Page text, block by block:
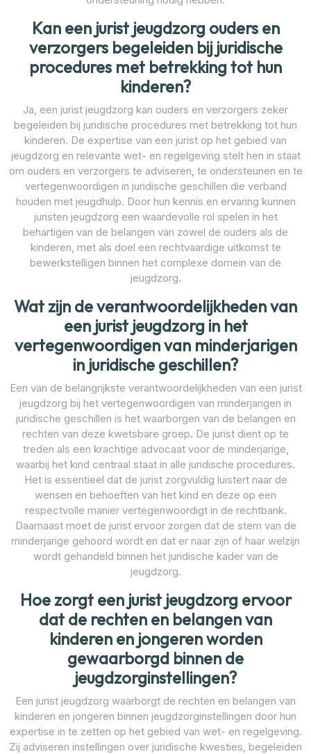
Kan een jurist jeugdzorg ouders en
verzorgers begeleiden bij juridische
procedures met betrekking tot hun
kinderen?
Ja, een jurist jeugdzorg kan ouders en verzorgers zeker
begeleiden bij juridische procedures met betrekking tot hun
kinderen. De expertise van een jurist op het gebied van
jeugdzorg en relevante wet- en regelgeving stelt hen in staat
om ouders en verzorgers te adviseren, te ondersteunen en te
vertegenwoordigen in juridische geschillen die verband
houden met jeugdhulp. Door hun kennis en ervaring kunnen
juristen jeugdzorg een waardevolle rol spelen in het
behartigen van de belangen van zowel de ouders als de
kinderen, met als doel een rechtvaardige uitkomst te
bewerkstelligen binnen het complexe domein van de
jeugdzorg.
Wat zijn de verantwoordelijkheden van
een jurist jeugdzorg in het
vertegenwoordigen van minderjarigen
in juridische geschillen?
Een van de belangrijkste verantwoordelijkheden van een jurist
jeugdzorg bij het vertegenwoordigen van minderjarigen in
juridische geschillen is het waarborgen van de belangen en
rechten van deze kwetsbare groep. De jurist dient op te
treden als een krachtige advocaat voor de minderjarige,
waarbij het kind centraal staat in alle juridische procedures.
Het is essentieel dat de jurist zorgvuldig luistert naar de
wensen en behoeften van het kind en deze op een
respectvolle manier vertegenwoordigt in de rechtbank.
Daarnaast moet de jurist ervoor zorgen dat de stem van de
minderjarige gehoord wordt en dat er naar zijn of haar welzijn
wordt gehandeld binnen het juridische kader van de
jeugdzorg.
Hoe zorgt een jurist jeugdzorg ervoor
dat de rechten en belangen van
kinderen en jongeren worden
gewaarborgd binnen de
jeugdzorginstellingen?
Een jurist jeugdzorg waarborgt de rechten en belangen van
kinderen en jongeren binnen jeugdzorginstellingen door hun
expertise in te zetten op het gebied van wet- en regelgeving.
Zij adviseren instellingen over juridische kwesties, begeleiden